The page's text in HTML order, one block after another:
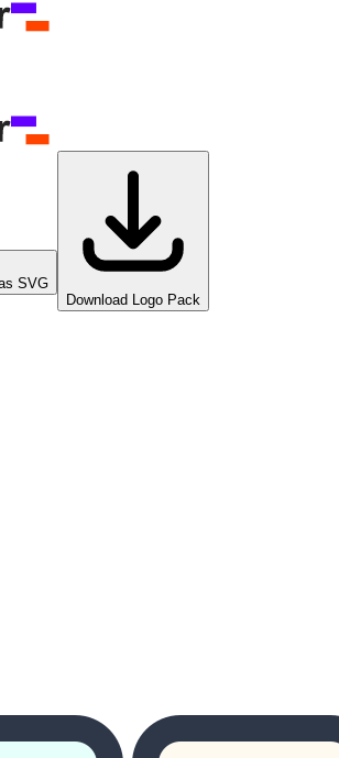
SVG
Download Logo Pack